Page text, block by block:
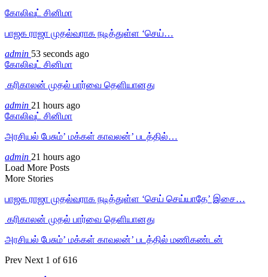
கோலிவுட் சினிமா
பாஜக ராஜா முதல்வராக நடித்துள்ள ‘செய்…
admin 53 seconds ago
கோலிவுட் சினிமா
‎ கரிகாலன் முதல் பார்வை தெளியானது
admin 21 hours ago
கோலிவுட் சினிமா
அரசியல் பேசும்’ மக்கள் காவலன்’ படத்தில்…
admin 21 hours ago
Load More Posts
More Stories
பாஜக ராஜா முதல்வராக நடித்துள்ள ‘செய் செய்யாதே’ இசை…
‎ கரிகாலன் முதல் பார்வை தெளியானது
அரசியல் பேசும்’ மக்கள் காவலன்’ படத்தில் மணிகண்டன்
Prev Next 1 of 616